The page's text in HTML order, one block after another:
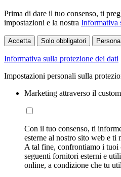
Prima di dare il tuo consenso, ti
impostazioni e la nostra Informativa
Accetta Solo obbligatori
Informativa sulla protezione dei dati
Impostazioni personali sulla
Marketing attraverso il
Con il tuo consenso, ti
esterne al nostro sito web e ti
A tal fine, confrontiamo i tuoi
seguenti fornitori esterni e
online, a condizione che tu